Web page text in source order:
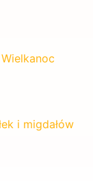
i migdałów